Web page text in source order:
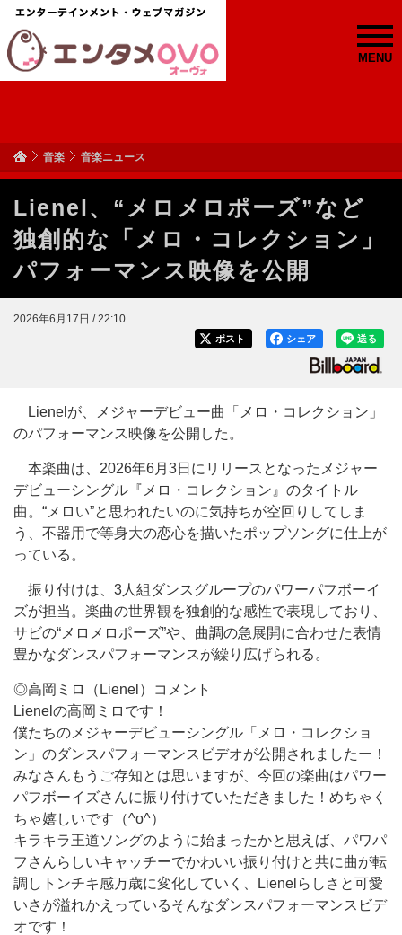
MENU
音楽 音楽ニュース
Lienel、“メロメロポーズ”など
独創的な「メロ・コレクション」
パフォーマンス映像を公開
2026年6月17日 / 22:10
送る
シェア
ポスト
Lienelが、メジャーデビュー曲「メロ・コレクション」
のパフォーマンス映像を公開した。
本楽曲は、2026年6月3日にリリースとなったメジャー
デビューシングル『メロ・コレクション』のタイトル
曲。“メロい”と思われたいのに気持ちが空回りしてしま
う、不器用で等身大の恋心を描いたポップソングに仕上が
っている。
振り付けは、3人組ダンスグループのパワーパフボーイ
ズが担当。楽曲の世界観を独創的な感性で表現しており、
サビの“メロメロポーズ”や、曲調の急展開に合わせた表情
豊かなダンスパフォーマンスが繰り広げられる。
◎高岡ミロ（Lienel）コメント
Lienelの高岡ミロです！
僕たちのメジャーデビューシングル「メロ・コレクショ
ン」のダンスパフォーマンスビデオが公開されましたー！
みなさんもうご存知とは思いますが、今回の楽曲はパワー
パフボーイズさんに振り付けていただきました！めちゃく
ちゃ嬉しいです（^o^）
キラキラ王道ソングのように始まったかと思えば、パワパ
フさんらしいキャッチーでかわいい振り付けと共に曲が転
調しトンチキ感万歳に変化していく、Lienelらしさと可愛
いさが溢れかえっているそんなダンスパフォーマンスビデ
オです！